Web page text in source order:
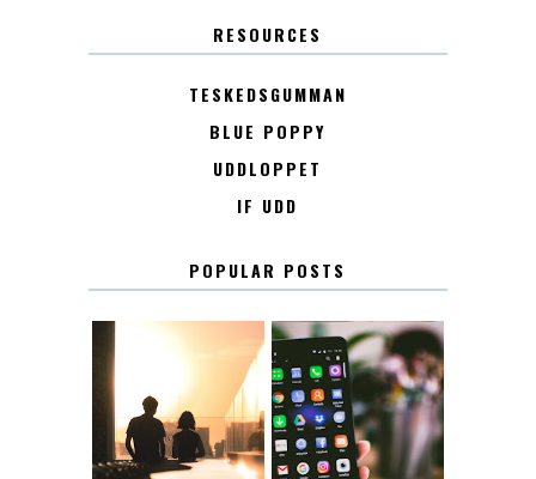
RESOURCES
TESKEDSGUMMAN
BLUE POPPY
UDDLOPPET
IF UDD
POPULAR POSTS
KONTAKT KONTAKTLISTA